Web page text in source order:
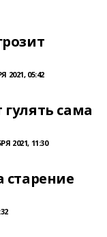
2021, 05:42
сама
2021, 11:30
старение